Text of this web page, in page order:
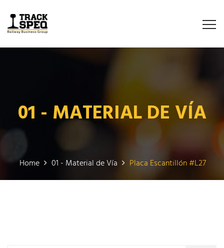
01 - MATERIAL DE VÍA
Home 01 - Material de Vía Placa Escantillón #L27